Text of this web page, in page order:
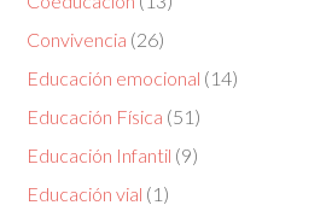
Convivencia (26)
Educación emocional (14)
Educación Física (51)
Educación Infantil (9)
Educación vial (1)